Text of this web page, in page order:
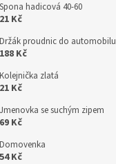
Spona hadicová 40-60
21 Kč
Držák proudnic do automobilu
188 Kč
Kolejnička zlatá
21 Kč
Jmenovka se suchým zipem
69 Kč
Domovenka
54 Kč